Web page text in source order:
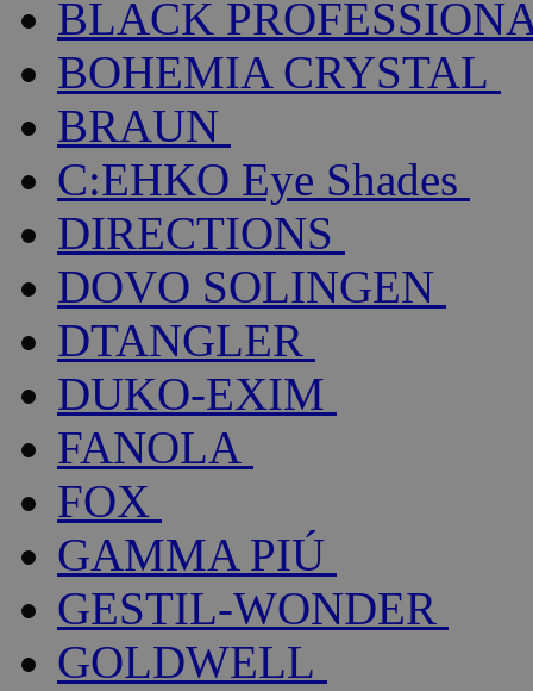
BLACK
BOHEMIA CRYSTAL
BRAUN
C:EHKO Eye Shades
DIRECTIONS
DOVO SOLINGEN
DTANGLER
DUKO-EXIM
FANOLA
FOX
GAMMA PIÚ
GESTIL-WONDER
GOLDWELL